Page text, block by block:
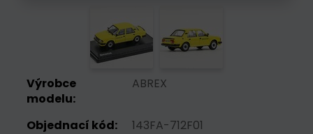
Výrobce
modelu:
ABREX
Objednací kód:
143FA-712F01